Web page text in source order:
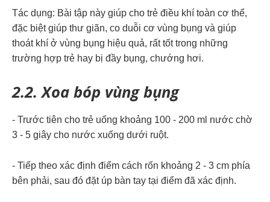
Tác dụng: Bài tập này giúp cho trẻ điều khí toàn cơ thể,
đặc biệt giúp thư giãn, co duỗi cơ vùng bụng và giúp
thoát khí ở vùng bụng hiệu quả, rất tốt trong những
trường hợp trẻ hay bị đầy bụng, chướng hơi.
2.2. Xoa bóp vùng bụng
- Trước tiên cho trẻ uống khoảng 100 - 200 ml nước chờ
3 - 5 giây cho nước xuống dưới ruột.
- Tiếp theo xác định điểm cách rốn khoảng 2 - 3 cm phía
bên phải, sau đó đặt úp bàn tay tại điểm đã xác định.